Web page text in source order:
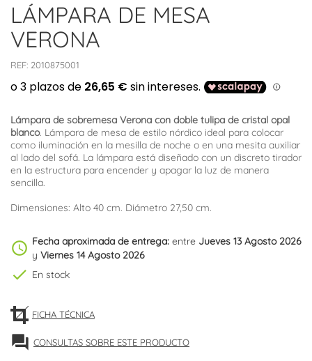
LÁMPARA DE MESA
VERONA
REF: 2010875001
Lámpara de sobremesa Verona con doble tulipa de cristal opal
blanco. Lámpara de mesa de estilo nórdico ideal para colocar
como iluminación en la mesilla de noche o en una mesita auxiliar
al lado del sofá. La lámpara está diseñado con un discreto tirador
en la estructura para encender y apagar la luz de manera
sencilla.
Dimensiones: Alto 40 cm. Diámetro 27,50 cm.
schedule Fecha aproximada de entrega: entre Jueves 13 Agosto 2026
y Viernes 14 Agosto 2026
check En stock
FICHA TÉCNICA
forum CONSULTAS SOBRE ESTE PRODUCTO